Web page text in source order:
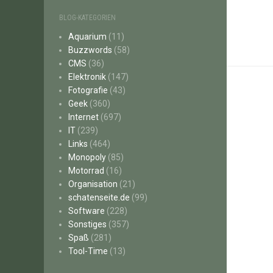
BLOG-KATEGORIEN
Aquarium (11)
Buzzwords (58)
CMS (36)
Elektronik (147)
Fotografie (43)
Geek (360)
Internet (697)
IT (239)
Links (464)
Monopoly (85)
Motorrad (16)
Organisation (21)
schatenseite.de (99)
Software (228)
Sonstiges (357)
Spaß (281)
Tool-Time (13)